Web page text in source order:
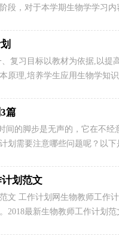
段，对于本学期生物学学习内
复习目标以教材为依据,以
原理,培养学生应用生物学知
篇
间的脚步是无声的，它在不
划需要注意哪些问题呢？以
划范文
文 工作计划网生物教师工作
2018最新生物教师工作计划范